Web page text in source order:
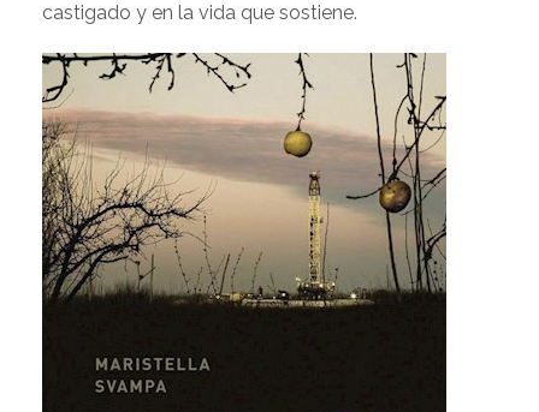
castigado y en la vida que sostiene.